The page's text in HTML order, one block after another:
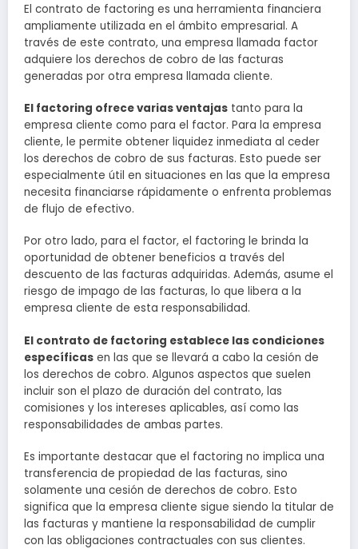
El contrato de factoring es una herramienta financiera
ampliamente utilizada en el ámbito empresarial. A
través de este contrato, una empresa llamada factor
adquiere los derechos de cobro de las facturas
generadas por otra empresa llamada cliente.
El factoring ofrece varias ventajas tanto para la
empresa cliente como para el factor. Para la empresa
cliente, le permite obtener liquidez inmediata al ceder
los derechos de cobro de sus facturas. Esto puede ser
especialmente útil en situaciones en las que la empresa
necesita financiarse rápidamente o enfrenta problemas
de flujo de efectivo.
Por otro lado, para el factor, el factoring le brinda la
oportunidad de obtener beneficios a través del
descuento de las facturas adquiridas. Además, asume el
riesgo de impago de las facturas, lo que libera a la
empresa cliente de esta responsabilidad.
El contrato de factoring establece las condiciones
específicas en las que se llevará a cabo la cesión de
los derechos de cobro. Algunos aspectos que suelen
incluir son el plazo de duración del contrato, las
comisiones y los intereses aplicables, así como las
responsabilidades de ambas partes.
Es importante destacar que el factoring no implica una
transferencia de propiedad de las facturas, sino
solamente una cesión de derechos de cobro. Esto
significa que la empresa cliente sigue siendo la titular de
las facturas y mantiene la responsabilidad de cumplir
con las obligaciones contractuales con sus clientes.